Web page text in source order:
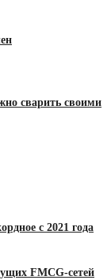
сварить своими
с 2021 года
FMCG-сетей